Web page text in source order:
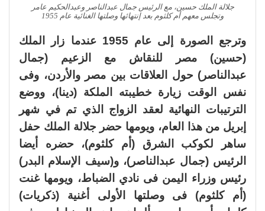
جلالة الملك حسين، مع الرئيس جمال عبدالناصر وعبدالحكيم عامر
وتجلس معهم أم كلثوم بعد إنتهائها وصلتها الغنائية عام 1955
وترجع الصورة إلى عام 1955 عندما زار الملك
(حسين) مصر للنقاش مع الزعيم (جمال
عبدالناصر) حول العلاقات بين مصر والأردن، وفى
نفس الوقت زيارة خطيبته الملكة (دينا)، ووضع
الترتيبات النهائية لعقد الزواج الذي تم في شهر
إبريل من هذا العام، ويومها حضر جلالة الملك حفل
ساهر لكوكب الشرق (أم كلثوم)، حضره أيضا
الرئيس (جمال عبدالناصر)، و(سيف الإسلام البدر)
رئيس وزراء اليمن فى نادي الضباط، ويومها غنت
(أم كلثوم) فى وصلتها الأولى أغنية (ذكريات)